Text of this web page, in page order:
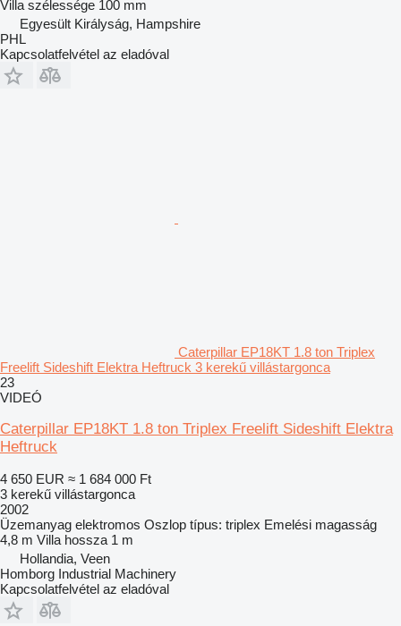
Villa szélessége 100 mm
Egyesült Királyság, Hampshire
PHL
Kapcsolatfelvétel az eladóval
Caterpillar EP18KT 1.8 ton Triplex
Freelift Sideshift Elektra Heftruck 3 kerekű villástargonca
23
VIDEÓ
Caterpillar EP18KT 1.8 ton Triplex Freelift Sideshift Elektra
Heftruck
4 650 EUR ≈ 1 684 000 Ft
3 kerekű villástargonca
2002
Üzemanyag elektromos Oszlop típus: triplex Emelési magasság
4,8 m Villa hossza 1 m
Hollandia, Veen
Homborg Industrial Machinery
Kapcsolatfelvétel az eladóval